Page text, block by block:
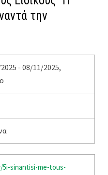
την
- 08/11/2025,
5i-sinantisi-me-tous-